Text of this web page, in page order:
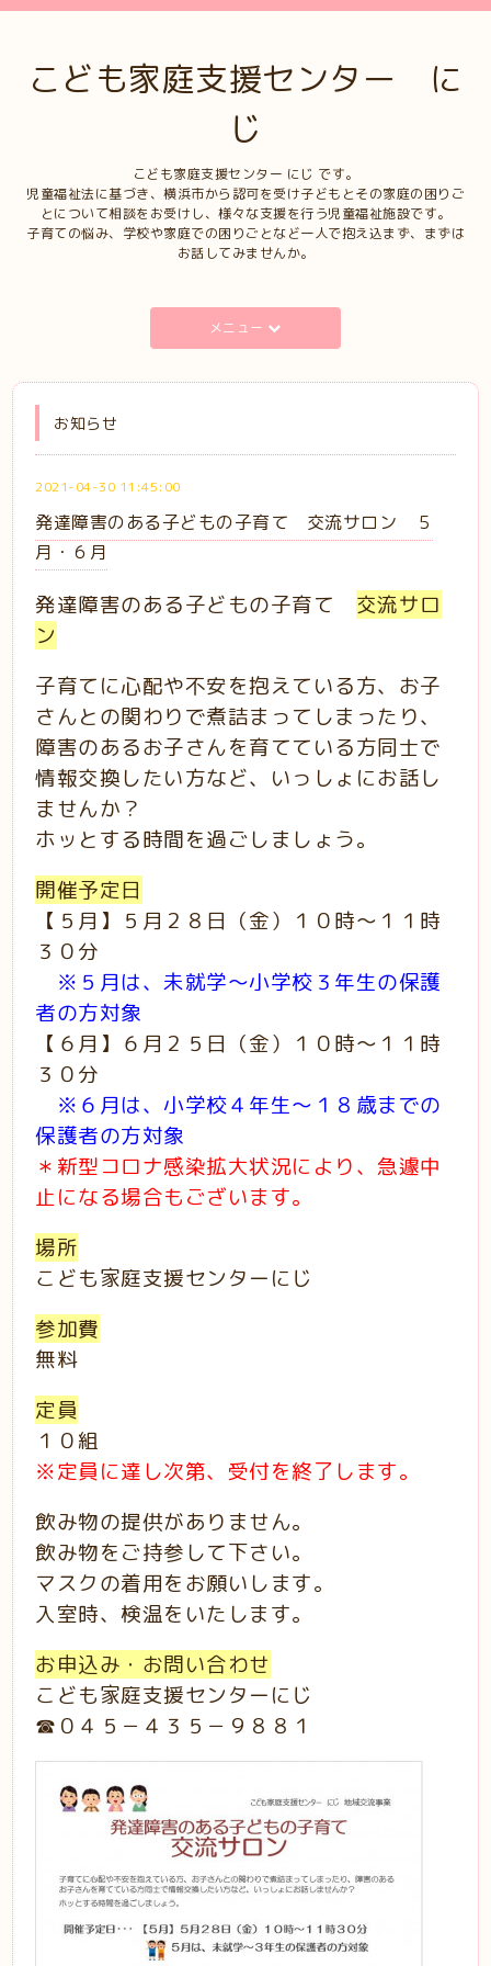
こども家庭支援センター に
じ
こども家庭支援センター にじ です。
児童福祉法に基づき、横浜市から認可を受け子どもとその家庭の困りご
とについて相談をお受けし、様々な支援を行う児童福祉施設です。
子育ての悩み、学校や家庭での困りごとなど一人で抱え込まず、まずは
お話してみませんか。
メニュー
お知らせ
2021-04-30 11:45:00
発達障害のある子どもの子育て 交流サロン ５
月・６月
発達障害のある子どもの子育て 交流サロ
ン
子育てに心配や不安を抱えている方、お子
さんとの関わりで煮詰まってしまったり、
障害のあるお子さんを育てている方同士で
情報交換したい方など、いっしょにお話し
ませんか？
ホッとする時間を過ごしましょう。
開催予定日
【５月】５月２８日（金）１０時～１１時
３０分
※５月は、未就学～小学校３年生の保護
者の方対象
【６月】６月２５日（金）１０時～１１時
３０分
※６月は、小学校４年生～１８歳までの
保護者の方対象
＊新型コロナ感染拡大状況により、急遽中
止になる場合もございます。
場所
こども家庭支援センターにじ
参加費
無料
定員
１０組
※定員に達し次第、受付を終了します。
飲み物の提供がありません。
飲み物をご持参して下さい。
マスクの着用をお願いします。
入室時、検温をいたします。
お申込み・お問い合わせ
こども家庭支援センターにじ
☎０４５－４３５－９８８１